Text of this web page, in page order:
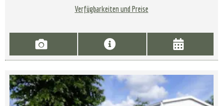
Verfügbarkeiten und Preise